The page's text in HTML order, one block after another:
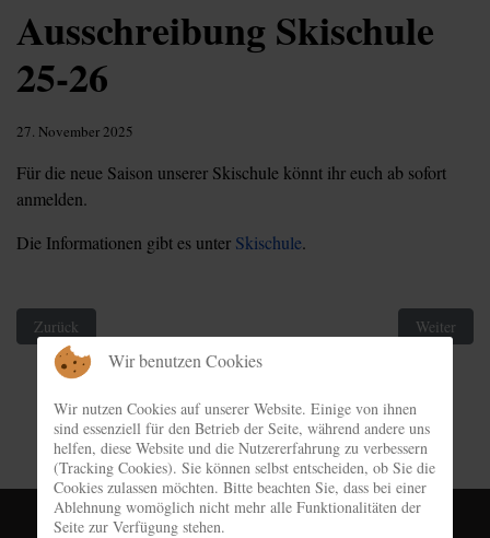
Ausschreibung Skischule
25-26
27. November 2025
Für die neue Saison unserer Skischule könnt ihr euch ab sofort
anmelden.
Die Informationen gibt es unter Skischule.
Vorheriger Beitrag: Nachwuchscup in der Taufsteinloipe
Zurück Nächster
Weiter
Wir benutzen Cookies
Wir nutzen Cookies auf unserer Website. Einige von ihnen
sind essenziell für den Betrieb der Seite, während andere uns
helfen, diese Website und die Nutzererfahrung zu verbessern
(Tracking Cookies). Sie können selbst entscheiden, ob Sie die
Cookies zulassen möchten. Bitte beachten Sie, dass bei einer
Ablehnung womöglich nicht mehr alle Funktionalitäten der
Seite zur Verfügung stehen.